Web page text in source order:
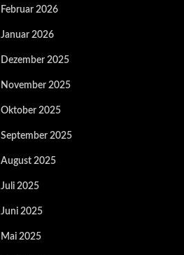
Februar 2026
Januar 2026
Dezember 2025
November 2025
Oktober 2025
September 2025
August 2025
Juli 2025
Juni 2025
Mai 2025